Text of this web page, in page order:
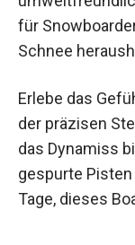
Das LIB TECH
kombiniert
herausragender
ideal für
Tag im Schnee
Erlebe das
und der